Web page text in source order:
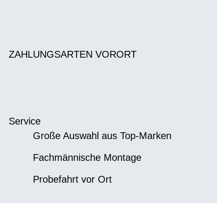
ZAHLUNGSARTEN VORORT
Service
Große Auswahl aus Top-Marken
Fachmännische Montage
Probefahrt vor Ort